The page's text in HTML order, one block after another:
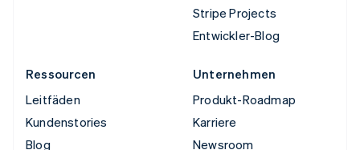
Stripe Projects
Entwickler-Blog
Ressourcen
Leitfäden
Kundenstories
Blog
Unternehmen
Produkt-Roadmap
Karriere
Newsroom